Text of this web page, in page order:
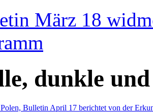
März 18
dunkle
Bulletin April 17 berichtet von der